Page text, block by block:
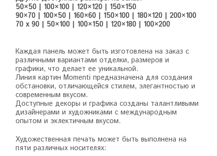
50×50 | 100×100 | 120×120 | 150×150
90×70 | 100×50 | 160×60 | 150×100 | 180×120 | 200×100
70 x 90 | 50×100 | 100×150 | 120×180 | 100×200
Каждая панель может быть изготовлена на заказ с
различными вариантами отделки, размеров и
графики, что делает ее уникальной.
Линия картин Momenti предназначена для создания
обстановки, отличающейся стилем, элегантностью и
современным вкусом.
Доступные декоры и графика созданы талантливыми
дизайнерами и художниками с международным
опытом и эклектичным вкусом.
Художественная печать может быть выполнена на
пяти различных носителях: